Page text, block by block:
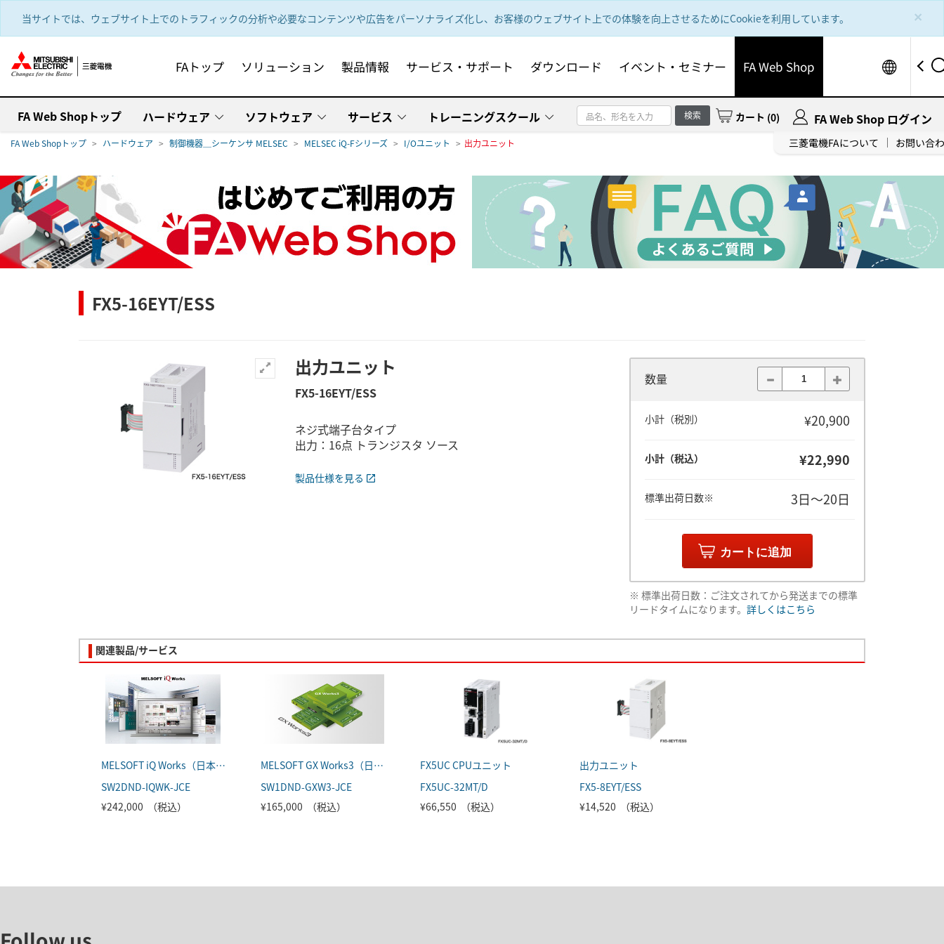
×
当サイトでは、ウェブサイト上でのトラフィックの分析や必要なコンテンツや広告をパーソナライズ化し、お客様のウェブサイト上での体験を向上させるためにCookieを利用しています。
FAトップ ソリューション 製品情報 サービス・サポート ダウンロード イベント・セミナー FA Web Shop
三菱電機FAについて お問い合
FA Web Shopトップ ハードウェア ソフトウェア サービス トレーニングスクール 検索 カート (0) FA Web Shop ログイン
FA Web Shopトップ ハードウェア 制御機器＿シーケンサ MELSEC MELSEC iQ-Fシリーズ I/Oユニット 出力ユニット
FX5-16EYT/ESS
出力ユニット
FX5-16EYT/ESS
ネジ式端子台タイプ
出力：16点 トランジスタ ソース
製品仕様を見る
数量
小計（税別） ¥20,900
小計（税込） ¥22,990
標準出荷日数※ 3日～20日
カートに追加
※ 標準出荷日数：ご注文されてから発送までの標準
リードタイムになります。 詳しくはこちら
関連製品/サービス
MELSOFT iQ Works（日本語版）
SW2DND-IQWK-JCE
¥242,000 （税込）
MELSOFT GX Works3（日本語版）
SW1DND-GXW3-JCE
¥165,000 （税込）
FX5UC CPUユニット
FX5UC-32MT/D
¥66,550 （税込）
出力ユニット
FX5-8EYT/ESS
¥14,520 （税込）